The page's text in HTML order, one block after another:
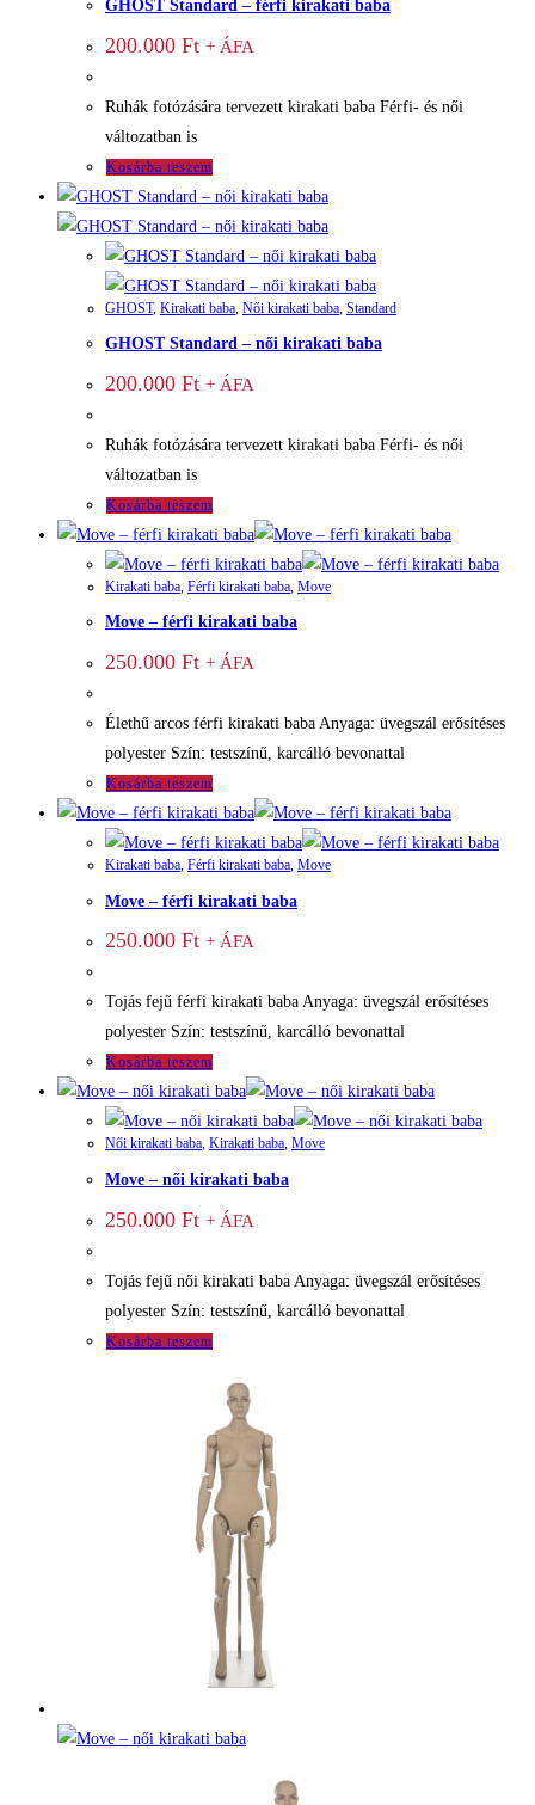
GHOST Standard – férfi kirakati baba
200.000 Ft + ÁFA
Ruhák fotózására tervezett kirakati baba Férfi- és női
változatban is
Kosárba teszem
GHOST, Kirakati baba Női kirakati baba Standard
GHOST Standard – női kirakati baba
200.000 Ft + ÁFA
Ruhák fotózására tervezett kirakati baba Férfi- és női
változatban is
Kosárba teszem
Kirakati baba, Férfi kirakati baba, Move
Move – férfi kirakati baba
250.000 Ft + ÁFA
Élethű arcos férfi kirakati baba Anyaga: üvegszál erősítéses
polyester Szín: testszínű, karcálló bevonattal
Kosárba teszem
Kirakati baba, Férfi kirakati baba, Move
Move – férfi kirakati baba
250.000 Ft + ÁFA
Tojás fejű férfi kirakati baba Anyaga: üvegszál erősítéses
polyester Szín: testszínű, karcálló bevonattal
Kosárba teszem
Női kirakati baba, Kirakati baba, Move
Move – női kirakati baba
250.000 Ft + ÁFA
Tojás fejű női kirakati baba Anyaga: üvegszál erősítéses
polyester Szín: testszínű, karcálló bevonattal
Kosárba teszem